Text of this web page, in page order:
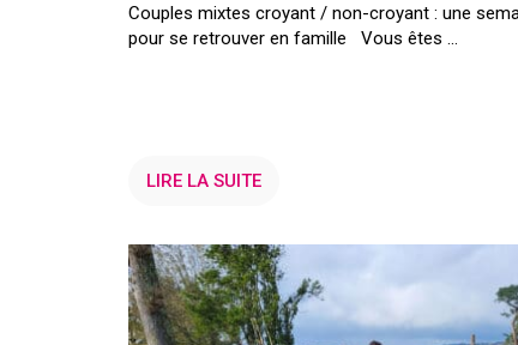
Couples mixtes croyant / non-croyant : une
pour se retrouver en famille Vous êtes ...
LIRE LA SUITE